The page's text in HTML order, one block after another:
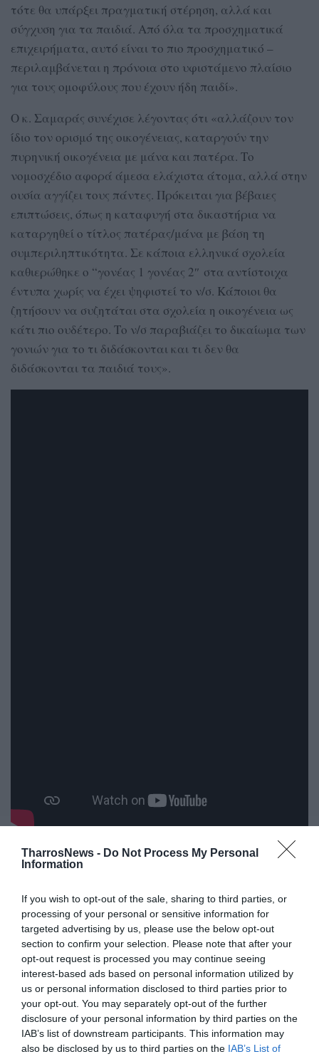
TharrosNews - Do Not Process My Personal
Information
If you wish to opt-out of the sale, sharing to third parties, or
processing of your personal or sensitive information for
targeted advertising by us, please use the below opt-out
section to confirm your selection. Please note that after your
opt-out request is processed you may continue seeing
interest-based ads based on personal information utilized by
us or personal information disclosed to third parties prior to
your opt-out. You may separately opt-out of the further
disclosure of your personal information by third parties on the
IAB’s list of downstream participants. This information may
also be disclosed by us to third parties on the IAB’s List of
τότε θα υπάρξει πραγματική στέρηση, αλλά και
σύγχυση για τα παιδιά. Από όλα τα προσχηματικά
επιχειρήματα, αυτό είναι το πιο προσχηματικό –
περιλαμβάνεται η πρόνοια στο υφιστάμενο πλαίσιο
για τους ομοφύλους που έχουν ήδη παιδί».
Ο κ. Σαμαράς συνέχισε λέγοντας ότι «αλλάζουν τον
ίδιο τον ορισμό της οικογένειας, καταργούν την
πυρηνική οικογένεια με μάνα και πατέρα. Το
νομοσχέδιο αφορά άμεσα ελάχιστα άτομα, αλλά στην
ουσία αγγίζει τους πάντες. Πρόκειται για βέβαιες
επιπτώσεις, όπως η καταφυγή στα δικαστήρια να
καταργηθεί ο τίτλος πατέρας/μάνα με βάση τη
συμπεριληπτικότητα. Σε κάποια ελληνικά σχολεία
καθιερώθηκε ο “γονέας 1 γονέας 2″ στα αντίστοιχα
έντυπα χωρίς να έχει ψηφιστεί το ν/σ. Κάποιοι θα
ζητήσουν να συζητάται στα σχολεία η οικογένεια ως
κάτι πιο ουδέτερο. Το ν/σ παραβιάζει το δικαίωμα των
γονιών για το τι διδάσκονται και τι δεν θα
διδάσκονται τα παιδιά τους».
Ο πρώην πρωθυπουργός συνέχισε, σημειώνοντας: «Θα
χρησιμοποιείται μια παρένθετη γυναίκα σαν
αγοραίο επάγγελμα και εμπόριο. Στις 14 Δεκεμβρίου
ψηφίστηκε από το Ευρωκοινοβούλιο σχέδιο
κανονισμού που περιλαμβάνει συνολική ανατροπή για
το κράτος δικαίου που αποσιωπήθηκε εδώ. Ξέρετε τι
προβλέπει; Απάλειψη κάθε αναφοράς σε πατρότητα
και μητρότητα και ενσωμάτωση του γονέα 1 και γονέα
2».
Κλείνοντας την παρέμβαση του, ο Αντώνης Σαμαράς